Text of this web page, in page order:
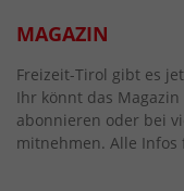
MAGAZIN
Freizeit-Tirol gibt es
Ihr könnt das
abonnieren oder bei
mitnehmen. Alle